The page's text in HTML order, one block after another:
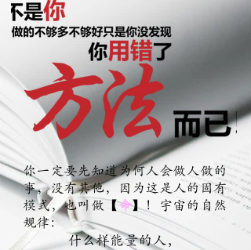
你一定要先知道为何人会做人做的
事，没有其他， 因为这是人的固有
模式，也叫做【命】！宇宙的自然
规律：
什么样能量的人，